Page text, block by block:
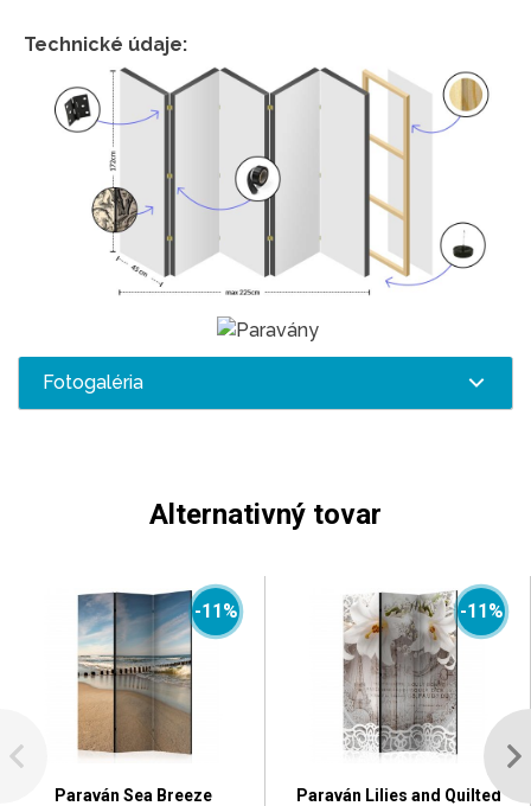
Technické údaje:
Fotogaléria
Alternativný tovar
-11%
Paraván Sea Breeze
-11%
Paraván Lilies and Quilted